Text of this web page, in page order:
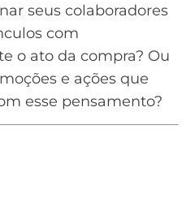
seus colaboradores
com
o ato da compra? Ou
e ações que
esse pensamento?